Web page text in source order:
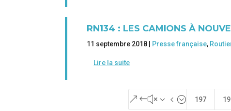
RN134 : LES CAMIONS À
11 septembre 2018 | Presse française,
Lire la suite
&#x34; 197